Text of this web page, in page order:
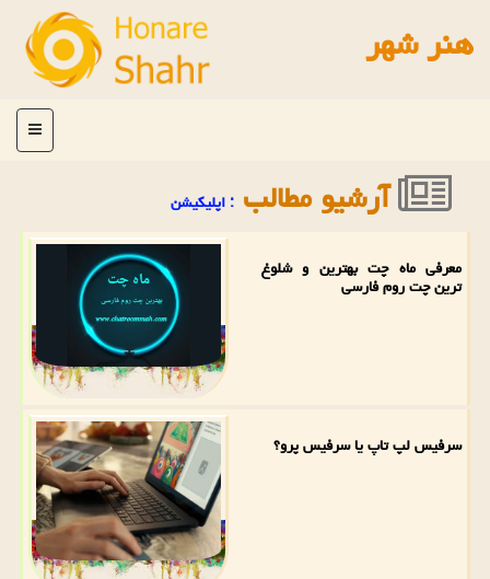
هنر شهر
منو
آرشیو مطالب : اپلیكیشن
معرفی ماه چت بهترین و شلوغ
ترین چت روم فارسی
سرفیس لپ تاپ یا سرفیس پرو؟